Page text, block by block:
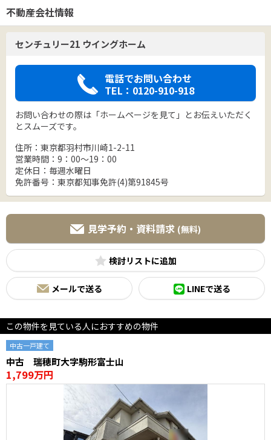
不動産会社情報
センチュリー21 ウイングホーム
電話でお問い合わせ
TEL：0120-910-918
お問い合わせの際は「ホームページを見て」とお伝えいただく
とスムーズです。
住所：東京都羽村市川崎1-2-11
営業時間：9：00～19：00
定休日：毎週水曜日
免許番号：東京都知事免許(4)第91845号
見学予約・資料請求 (無料)
検討リスト
メールで送る LINEで送る
この物件を見ている人におすすめの物件
中古一戸建て
中古 瑞穂町大字駒形富士山
1,799万円